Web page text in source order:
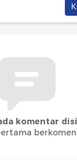
komentar